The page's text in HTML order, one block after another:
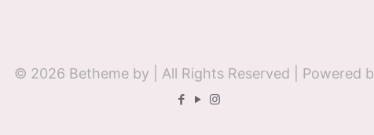
© 2026 Betheme by | All Rights Reserved | Powered